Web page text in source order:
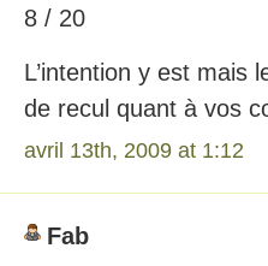
8 / 20
L’intention y est mais
de recul quant à vos
avril 13th, 2009 at 1:12
Fab